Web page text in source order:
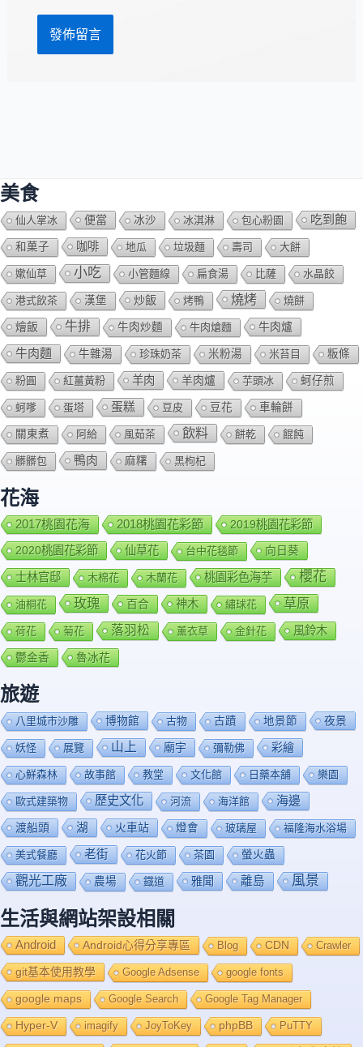
美食
仙人掌冰 便當 冰沙 冰淇淋 包心粉園 吃到飽
和菓子 咖啡 地瓜 垃圾麵 壽司 大餅
嫰仙草 小吃 小管麵線 扁食湯 比薩 水晶餃
港式飲茶 漢堡 炒飯 烤鴨 燒烤 燒餅
燴飯 牛排 牛肉炒麵 牛肉熗麵 牛肉爐
牛肉麵 牛雜湯 珍珠奶茶 米粉湯 米苔目 粄條
粉圓 紅薑黃粉 羊肉 羊肉爐 芋頭冰 蚵仔煎
蚵嗲 蛋塔 蛋糕 豆皮 豆花 車輪餅
關東煮 阿給 風茹茶 飲料 餅乾 餛飩
髒髒包 鴨肉 麻糬 黑枸杞
花海
2017桃園花海 2018桃園花彩節
2019桃園花彩節
2020桃園花彩節
仙草花 台中花毯節 向日葵
士林官邸 木棉花 木蘭花 桃園彩色海芋 櫻花
油桐花 玫瑰 百合 神木 繡球花 草原
荷花 菊花 落羽松 薰衣草 金針花 風鈴木
鬱金香 魯冰花
旅遊
八里城市沙雕 博物館 古物 古蹟 地景節 夜景
妖怪 展覽 山上 廟宇 彌勒佛 彩繪
心鮮森林 故事館 教堂 文化館 日藥本舖 樂園
歐式建築物 歷史文化 河流 海洋館 海邊
渡船頭 湖 火車站 燈會 玻璃屋 福隆海水浴場
美式餐廳 老街 花火節 茶園 螢火蟲
觀光工廠 農場 鐡道 雅聞 離島 風景
生活與網站架設相關
Android Android心得分享專區 Blog CDN Crawler
git基本使用教學 Google Adsense google fonts
google maps Google Search Google Tag Manager
Hyper-V imagify JoyToKey phpBB PuTTY